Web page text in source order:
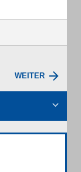
WEITER